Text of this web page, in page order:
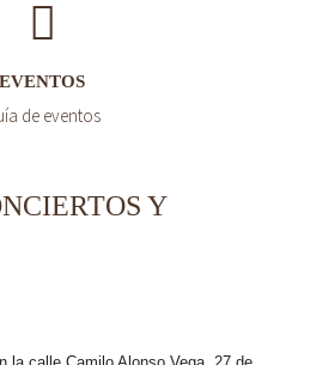
EVENTOS
de eventos
Y